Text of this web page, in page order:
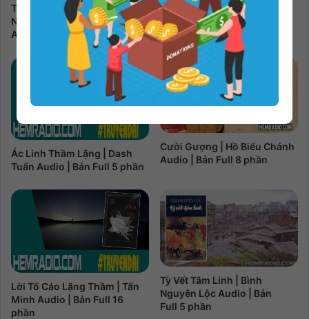
Tôi, Charley Và Hành Trình
Nước Mỹ | John Steinbeck
Audio | Bản Full 16 phần
Trâm 2 | Kẻ Yểu Mệnh | Châu
Văn Văn Audio | Bản Full 3
phần
Ác Linh Thầm Lặng | Dash
Tuấn Audio | Bản Full 5 phần
Cười Gượng | Hồ Biểu Chánh
Audio | Bản Full 8 phần
Lời Tố Cáo Lặng Thầm | Tấn
Minh Audio | Bản Full 16
phần
Tỳ Vết Tâm Linh | Bình
Nguyên Lộc Audio | Bản
Full 5 phần